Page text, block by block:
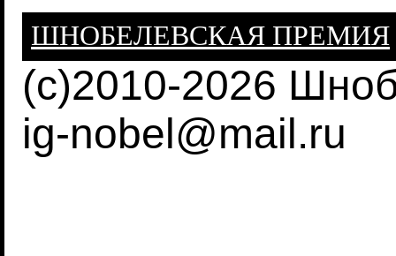
ШНОБЕЛЕВСКАЯ ПРЕМИЯ
(c)2010-2026
ig-nobel@mail.ru